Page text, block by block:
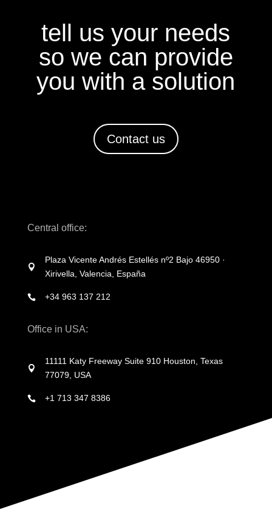
tell us your needs
so we can provide
you with a solution
Contact us
Central office:

Plaza Vicente Andrés Estellés nº2 Bajo 46950 ·
Xirivella, Valencia, España
 +34 963 137 212
Office in USA:

11111 Katy Freeway Suite 910 Houston, Texas
77079, USA
 +1 713 347 8386